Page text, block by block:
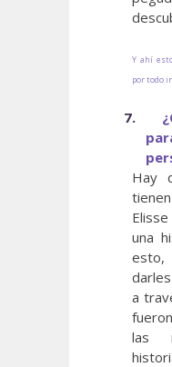
Y ahí
por todo
7.
Hay
una
esto,
a
las